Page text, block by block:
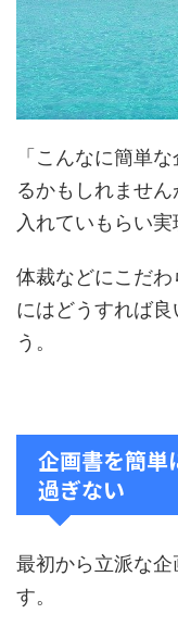
「こんなに簡単
るかもしれませ
入れていもらい実
体裁などにこだ
にはどうすれば
う。
企画書を簡
過ぎない
最初から立派な
す。